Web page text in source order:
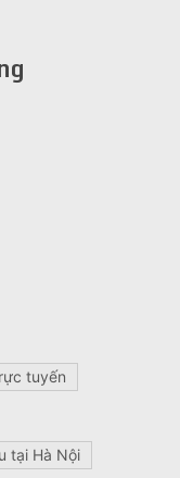
tuyến
tại Hà Nội